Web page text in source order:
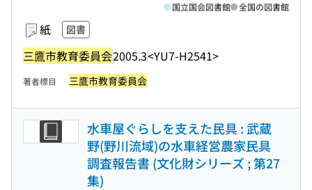
紙 図書
三鷹市教育委員会2005.3<YU7-H2541>
国立国会図書館 全国の図書館
著者標目 三鷹市教育委員会
水車屋ぐらしを支えた民具 : 武蔵
野(野川流域)の水車経営農家民具
調査報告書 (文化財シリーズ ; 第27
集)